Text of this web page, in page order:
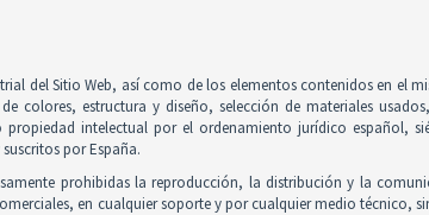
del Sitio Web, así como de los elementos contenidos en el
estructura y diseño, selección de materiales
intelectual por el ordenamiento jurídico español,
por España.
prohibidas la reproducción, la distribución y la
en cualquier soporte y por cualquier medio técnico,